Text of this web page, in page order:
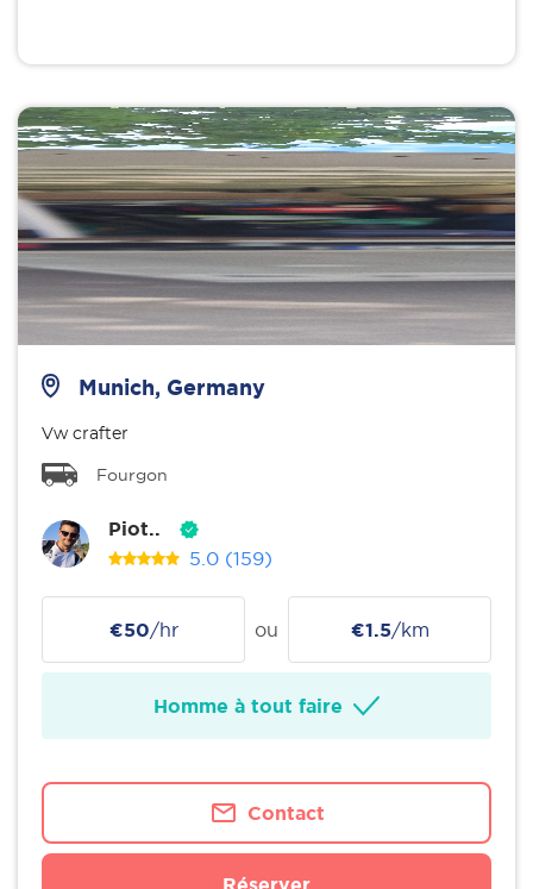
Munich, Germany
Vw crafter
Fourgon
Piot..
5.0 (159)
€50/hr ou €1.5/km
Homme à tout faire
Contact
Réserver